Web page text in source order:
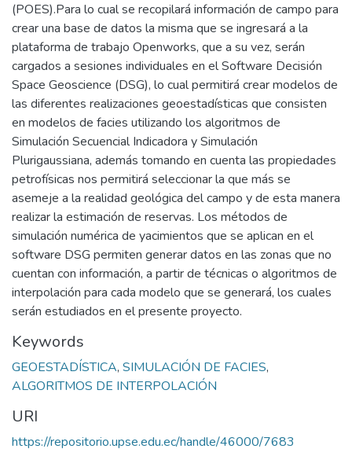
(POES).Para lo cual se recopilará información de campo para
crear una base de datos la misma que se ingresará a la
plataforma de trabajo Openworks, que a su vez, serán
cargados a sesiones individuales en el Software Decisión
Space Geoscience (DSG), lo cual permitirá crear modelos de
las diferentes realizaciones geoestadísticas que consisten
en modelos de facies utilizando los algoritmos de
Simulación Secuencial Indicadora y Simulación
Plurigaussiana, además tomando en cuenta las propiedades
petrofísicas nos permitirá seleccionar la que más se
asemeje a la realidad geológica del campo y de esta manera
realizar la estimación de reservas. Los métodos de
simulación numérica de yacimientos que se aplican en el
software DSG permiten generar datos en las zonas que no
cuentan con información, a partir de técnicas o algoritmos de
interpolación para cada modelo que se generará, los cuales
serán estudiados en el presente proyecto.
Keywords
GEOESTADÍSTICA, SIMULACIÓN DE FACIES,
ALGORITMOS DE INTERPOLACIÓN
URI
https://repositorio.upse.edu.ec/handle/46000/7683